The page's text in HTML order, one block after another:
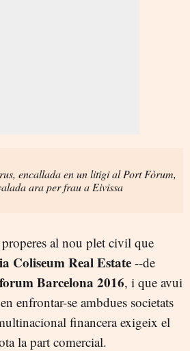
encallada en un litigi al Port Fòrum,
ara per frau a Eivissa
al nou plet civil que
Coliseum Real Estate --de
Barcelona 2016, i que avui
enfrontar-se ambdues societats
financera exigeix el
la part comercial.